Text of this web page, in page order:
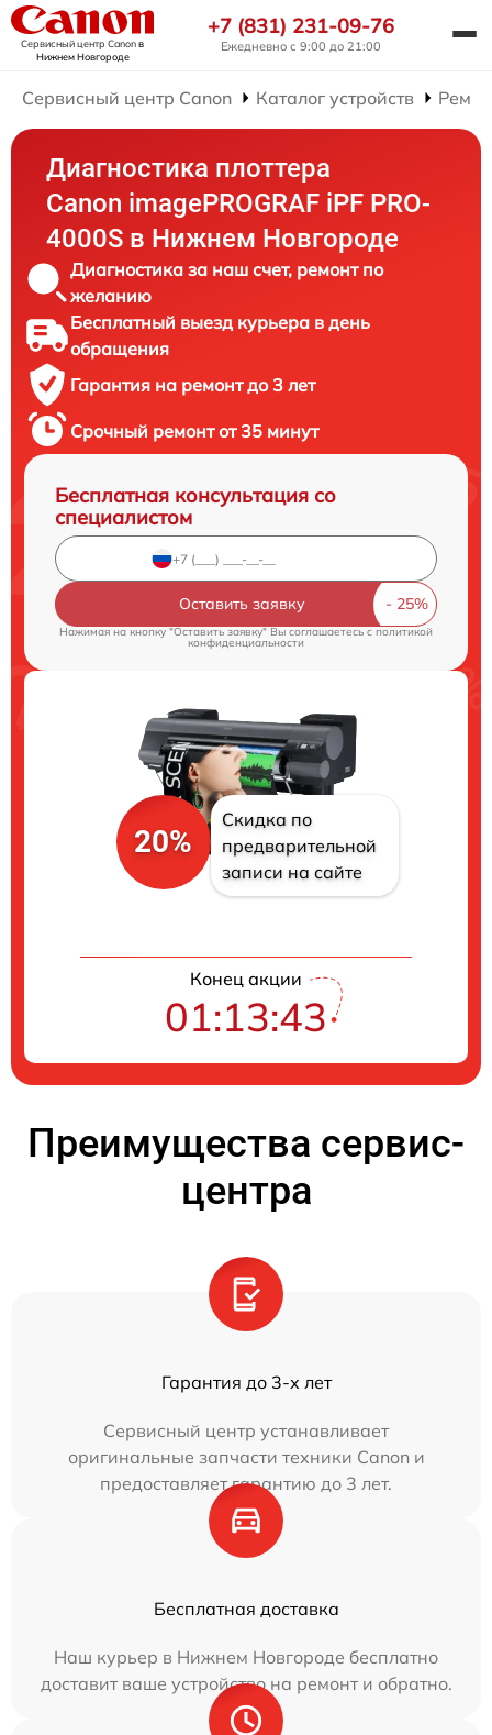
Сервисный центр Canonв
Нижнем Новгороде
+7 (831) 231-09-76
Ежедневно с 9:00 до 21:00
Сервисный центр Canon Каталог устройств
Диагностика плоттера
Canon imagePROGRAF iPF PRO-
4000S в Нижнем Новгороде
Диагностика за наш счет, ремонт по
желанию
Бесплатный выезд курьера в день
обращения
Гарантия на ремонт до 3 лет
Срочный ремонт от 35 минут
Бесплатная консультация со
специалистом
Оставить заявку
Нажимая на кнопку "Оставить заявку" Вы соглашаетесь cполитикой
конфиденциальности
20%
Скидка по
предварительной
записи на сайте
Конец акции
01:13:42
Преимущества сервис-
центра
Гарантия до 3-х лет
Сервисный центр устанавливает
оригинальные запчасти техники Canon и
предоставляет гарантию до 3 лет.
Бесплатная доставка
Наш курьер в Нижнем Новгороде бесплатно
доставит ваше устройство на ремонт и обратно.